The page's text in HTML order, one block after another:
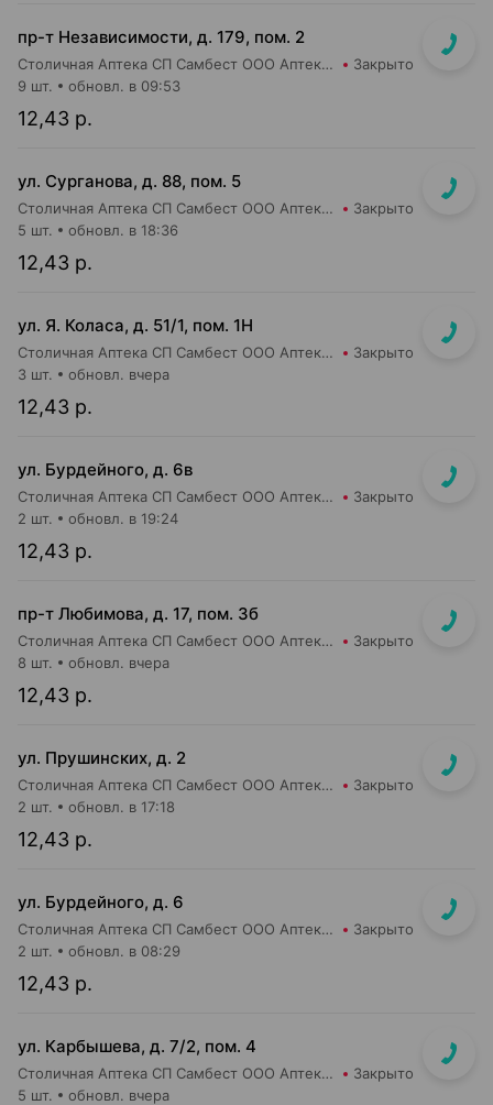
пр-т Независимости, д. 179, пом. 2
Столичная Аптека СП Самбест ООО Аптека №27 Закрыто
12,43 р.
9 шт. обновл. в 09:53
ул. Сурганова, д. 88, пом. 5
Столичная Аптека СП Самбест ООО Аптека №3 Закрыто
12,43 р.
5 шт. обновл. в 18:36
ул. Я. Коласа, д. 51/1, пом. 1Н
Столичная Аптека СП Самбест ООО Аптека №1 Закрыто
12,43 р.
3 шт. обновл. вчера
ул. Бурдейного, д. 6в
Столичная Аптека СП Самбест ООО Аптека №23 Закрыто
12,43 р.
2 шт. обновл. в 19:24
пр-т Любимова, д. 17, пом. 3б
Столичная Аптека СП Самбест ООО Аптека №6 Закрыто
12,43 р.
8 шт. обновл. вчера
ул. Прушинских, д. 2
Столичная Аптека СП Самбест ООО Аптека №17 Закрыто
12,43 р.
2 шт. обновл. в 17:18
ул. Бурдейного, д. 6
Столичная Аптека СП Самбест ООО Аптека №2 Закрыто
12,43 р.
2 шт. обновл. в 08:29
ул. Карбышева, д. 7/2, пом. 4
Столичная Аптека СП Самбест ООО Аптека №15 Закрыто
5 шт. обновл. вчера